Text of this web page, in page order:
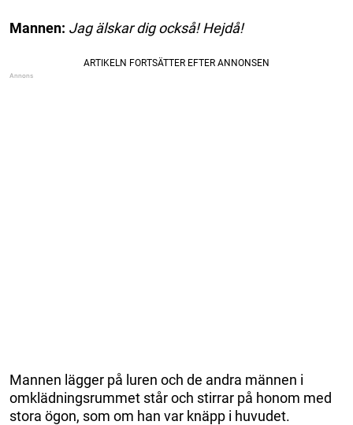
Mannen: Jag älskar dig också! Hejdå!
Mannen lägger på luren och de andra männen i
omklädningsrummet står och stirrar på honom med
stora ögon, som om han var knäpp i huvudet.